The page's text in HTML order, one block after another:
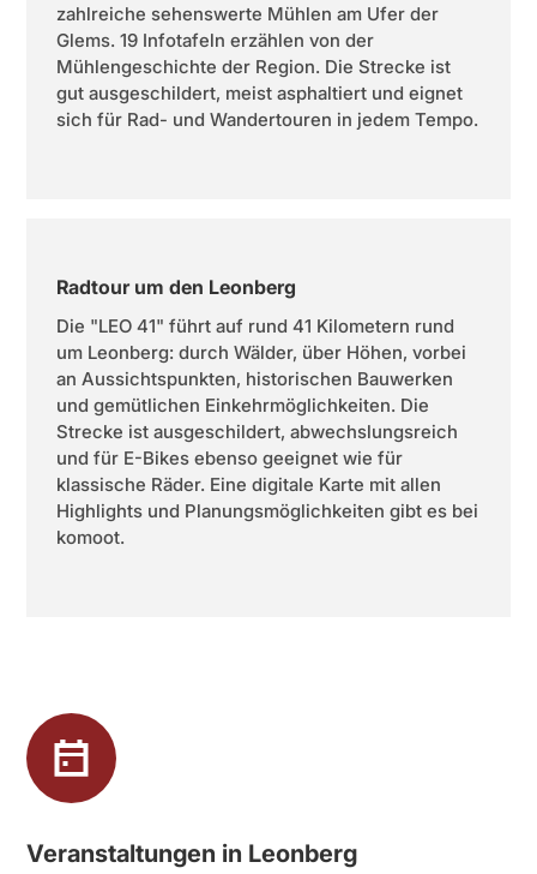
zahlreiche sehenswerte Mühlen am Ufer der
Glems. 19 Infotafeln erzählen von der
Mühlengeschichte der Region. Die Strecke ist
gut ausgeschildert, meist asphaltiert und eignet
sich für Rad- und Wandertouren in jedem Tempo.
Radtour um den Leonberg
Die "LEO 41" führt auf rund 41 Kilometern rund
um Leonberg: durch Wälder, über Höhen, vorbei
an Aussichtspunkten, historischen Bauwerken
und gemütlichen Einkehrmöglichkeiten. Die
Strecke ist ausgeschildert, abwechslungsreich
und für E-Bikes ebenso geeignet wie für
klassische Räder. Eine digitale Karte mit allen
Highlights und Planungsmöglichkeiten gibt es bei
komoot.
Veranstaltungen in Leonberg